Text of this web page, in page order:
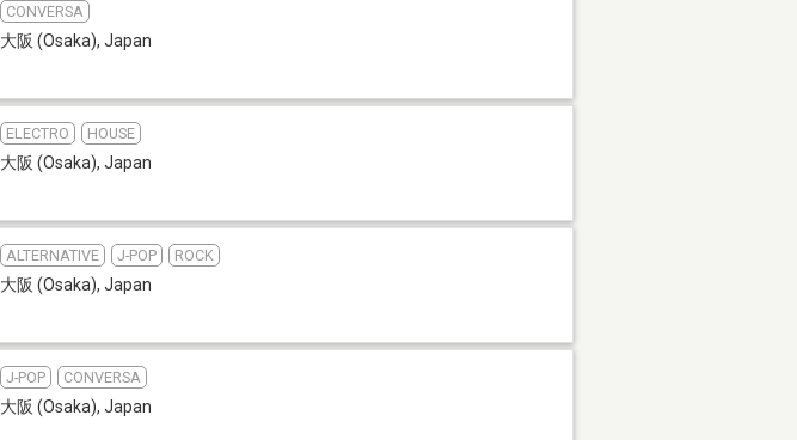
CONVERSA
大阪 (Osaka), Japan
ELECTRO HOUSE
大阪 (Osaka), Japan
ALTERNATIVE J-POP ROCK
大阪 (Osaka), Japan
J-POP CONVERSA
大阪 (Osaka), Japan